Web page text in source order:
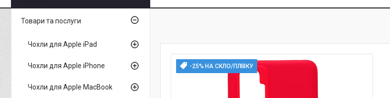
-25% НА СКЛО/ПЛІВКУ
Товари та послуги
Чохли для Apple iPad
Чохли для Apple iPhone
Чохли для Apple MacBook